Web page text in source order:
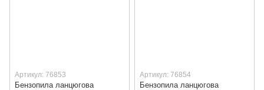
Артикул: 76853
Бензопила ланцюгова
Артикул: 76854
Бензопила ланцюгова